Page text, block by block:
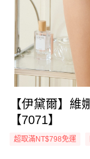
【伊黛爾】維
【7071】
超取滿NT$798免運